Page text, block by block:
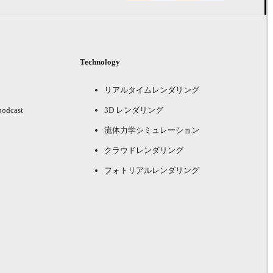
Technology
リアルタイムレンダリング
3D レンダリング
流体力学シミュレーション
クラウドレンダリング
フォトリアルレンダリング